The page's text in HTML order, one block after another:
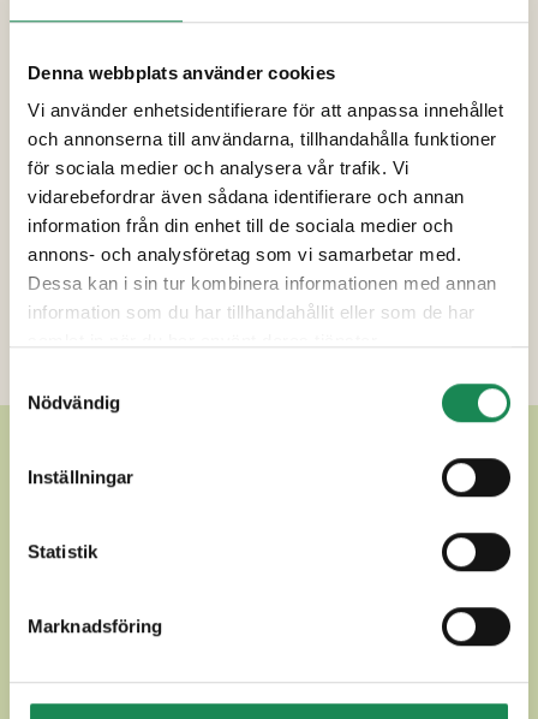
Denna webbplats använder cookies
Vi använder enhetsidentifierare för att anpassa innehållet
och annonserna till användarna, tillhandahålla funktioner
för sociala medier och analysera vår trafik. Vi
vidarebefordrar även sådana identifierare och annan
information från din enhet till de sociala medier och
annons- och analysföretag som vi samarbetar med.
Dessa kan i sin tur kombinera informationen med annan
information som du har tillhandahållit eller som de har
Nödvändig
Inställningar
Statistik
Marknadsföring
Mjölblandning [VETEmjöl, rismjöl, durummjöl,
mjölbehandlingsmedel (E300)], vatten, jäst,
salt, ryps- / rapsolja. Kan innehålla spår av soja
ja senap.
Förpackningsstorlekar
Specialdieter
Näringsinnehåll
ANDRA LÄCKRA PINSOR